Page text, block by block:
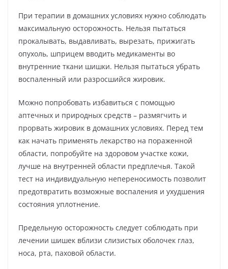
При терапии в домашних условиях нужно соблюдать
максимальную осторожность. Нельзя пытаться
прокалывать, выдавливать, вырезать, прижигать
опухоль, шприцем вводить медикаменты во
внутренние ткани шишки. Нельзя пытаться убрать
воспаленный или разросшийся жировик.
Можно попробовать избавиться с помощью
аптечных и природных средств – размягчить и
прорвать жировик в домашних условиях. Перед тем
как начать применять лекарство на пораженной
области, попробуйте на здоровом участке кожи,
лучше на внутренней области предплечья. Такой
тест на индивидуальную непереносимость позволит
предотвратить возможные воспаления и ухудшения
состояния уплотнение.
Предельную осторожность следует соблюдать при
лечении шишек вблизи слизистых оболочек глаз,
носа, рта, паховой области.